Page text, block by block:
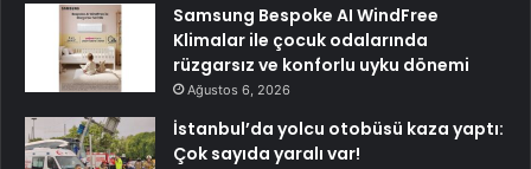
Samsung Bespoke AI WindFree
Klimalar ile çocuk odalarında
rüzgarsız ve konforlu uyku dönemi
Ağustos 6, 2026
İstanbul’da yolcu otobüsü kaza yaptı:
Çok sayıda yaralı var!